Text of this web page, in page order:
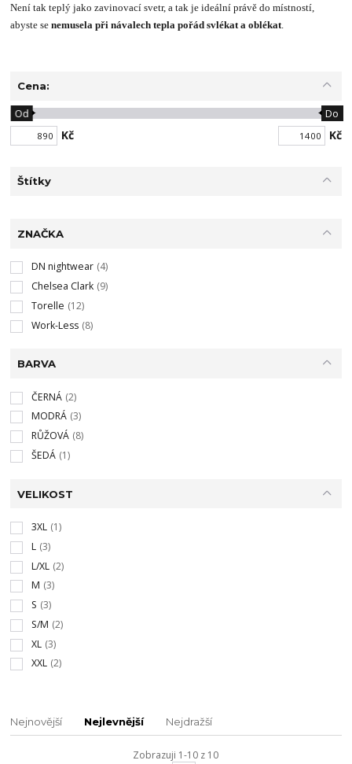
Není tak teplý jako zavinovací svetr, a tak je ideální právě do místností,
abyste senemusela při návalech tepla pořád svlékat a oblékat
Cena:
Kč
Od Do
Kč
Štítky
ZNAČKA
DN nightwear (4)
Chelsea Clark (9)
Torelle (12)
Work-Less (8)
BARVA
ČERNÁ (2)
MODRÁ (3)
RŮŽOVÁ (8)
ŠEDÁ (1)
VELIKOST
3XL (1)
L (3)
L/XL (2)
M (3)
S (3)
S/M (2)
XL (3)
XXL (2)
Nejnovější Nejlevnější Nejdražší
Zobrazuji 1-10 z 10